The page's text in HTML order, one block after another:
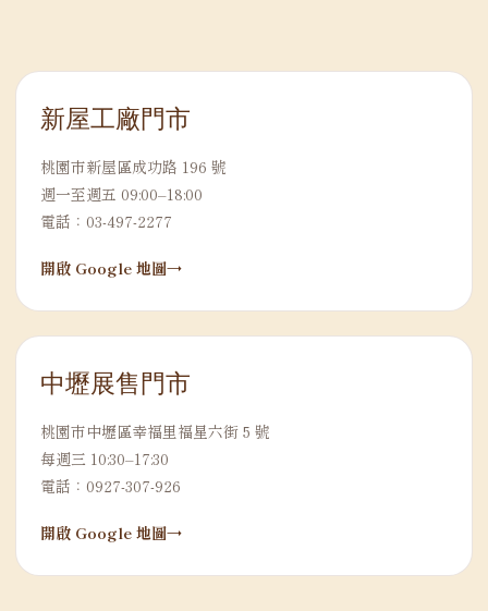
新屋工廠門市
桃園市新屋區成功路 196 號
週一至週五 09:00–18:00
電話：03-497-2277
開啟 Google 地圖
中壢展售門市
桃園市中壢區幸福里福星六街 5 號
每週三 10:30–17:30
電話：0927-307-926
開啟 Google 地圖